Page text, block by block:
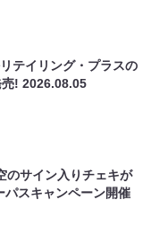
テイリング・プラスの
売!2026.08.05
のサイン入りチェキが
パスキャンペーン開催